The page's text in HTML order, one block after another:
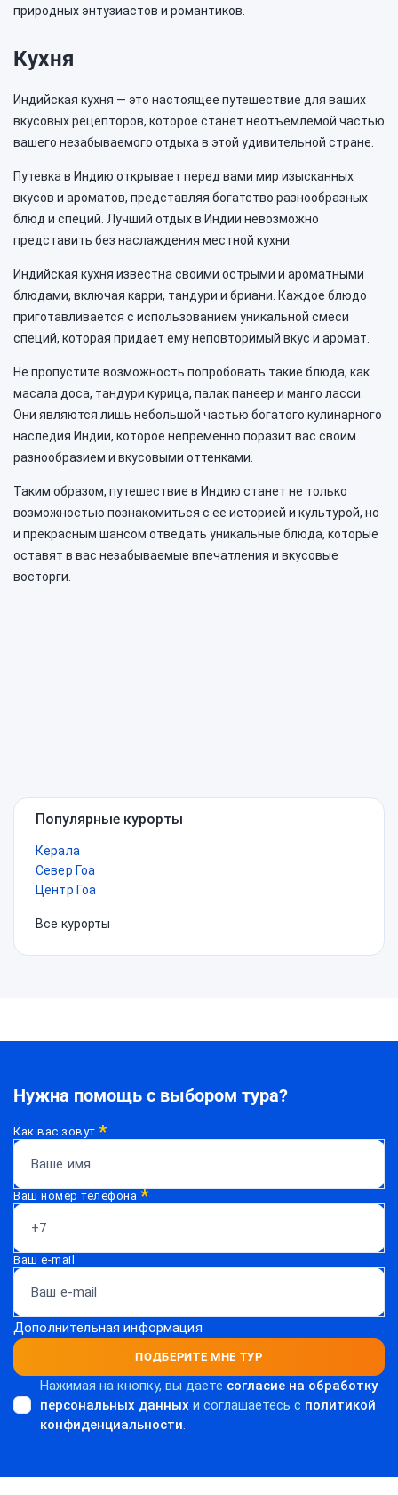
природных энтузиастов и романтиков.
Кухня
Индийская кухня — это настоящее путешествие для ваших
вкусовых рецепторов, которое станет неотъемлемой частью
вашего незабываемого отдыха в этой удивительной стране.
Путевка в Индию открывает перед вами мир изысканных
вкусов и ароматов, представляя богатство разнообразных
блюд и специй. Лучший отдых в Индии невозможно
представить без наслаждения местной кухни.
Индийская кухня известна своими острыми и ароматными
блюдами, включая карри, тандури и бриани. Каждое блюдо
приготавливается с использованием уникальной смеси
специй, которая придает ему неповторимый вкус и аромат.
Не пропустите возможность попробовать такие блюда, как
масала доса, тандури курица, палак панеер и манго ласси.
Они являются лишь небольшой частью богатого кулинарного
наследия Индии, которое непременно поразит вас своим
разнообразием и вкусовыми оттенками.
Таким образом, путешествие в Индию станет не только
возможностью познакомиться с ее историей и культурой, но
и прекрасным шансом отведать уникальные блюда, которые
оставят в вас незабываемые впечатления и вкусовые
восторги.
Популярные курорты
Керала
Север Гоа
Центр Гоа
Все курорты
Нужна помощь с выбором тура?
Как вас зовут*
Ваш номер телефона *
Ваш e-mail
Дополнительная информация
ПОДБЕРИТЕ МНЕ ТУР
Нажимая на кнопку, вы даете согласие на обработку
персональных данных и соглашаетесь c политикой
конфиденциальности